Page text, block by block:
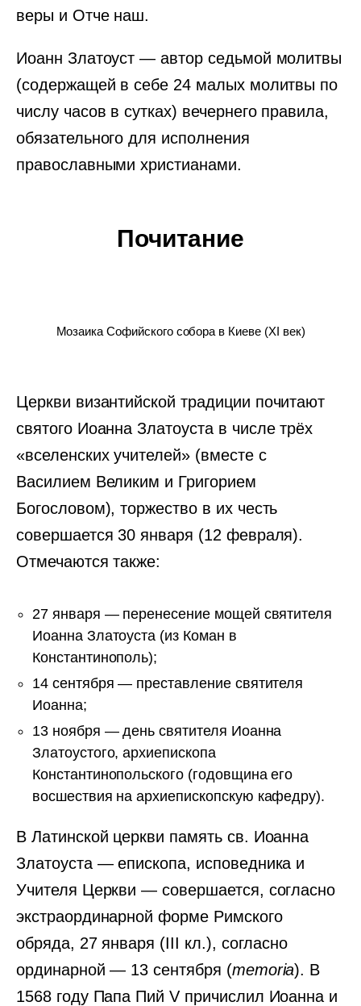
веры и Отче наш.
Иоанн Златоуст — автор седьмой молитвы
(содержащей в себе 24 малых молитвы по
числу часов в сутках) вечернего правила,
обязательного для исполнения
православными христианами.
Почитание
Мозаика Софийского собора в Киеве (XI век)
Церкви византийской традиции почитают
святого Иоанна Златоуста в числе трёх
«вселенских учителей» (вместе с
Василием Великим и Григорием
Богословом), торжество в их честь
совершается 30 января (12 февраля).
Отмечаются также:
27 января — перенесение мощей святителя
Иоанна Златоуста (из Коман в
Константинополь);
14 сентября — преставление святителя
Иоанна;
13 ноября — день святителя Иоанна
Златоустого, архиепископа
Константинопольского (годовщина его
восшествия на архиепископскую кафедру).
В Латинской церкви память св. Иоанна
Златоуста — епископа, исповедника и
Учителя Церкви — совершается, согласно
экстраординарной форме Римского
обряда, 27 января (III кл.), согласно
ординарной — 13 сентября (memoria). В
1568 году Папа Пий V причислил Иоанна и